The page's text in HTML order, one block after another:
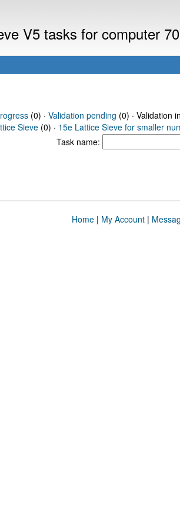
V5 tasks for computer
(0) · Validation pending (0) · Validation
Sieve (0) · 15e Lattice Sieve for smaller
Task name:
Home| My Account|